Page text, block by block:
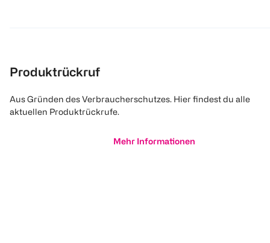
Produktrückruf
Aus Gründen des Verbraucherschutzes. Hier findest du alle
aktuellen Produktrückrufe.
Mehr Informationen